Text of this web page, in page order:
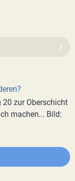
zur Oberschicht
machen... Bild: